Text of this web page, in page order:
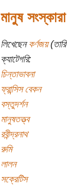
মানুষ
লিখেছেনকর্ণজয়
ক্যাটেগরি:
চিন্তাভাবনা
ফ্রান্সিস বেকন
বস্তুদর্শন
মানুষতত্ত্ব
রবীন্দ্রনাথ
রুমি
লালন
সক্রেটিস